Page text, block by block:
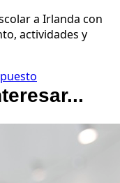
a Irlanda con
actividades y